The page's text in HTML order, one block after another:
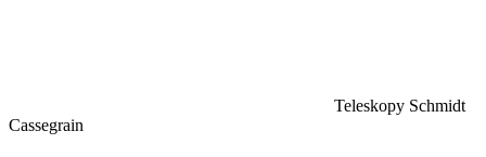
Teleskopy Schmidt
Cassegrain